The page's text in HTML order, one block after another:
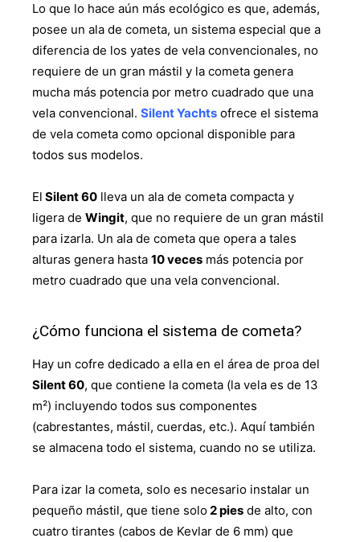
Lo que lo hace aún más ecológico es que, además,
posee un ala de cometa, un sistema especial que a
diferencia de los yates de vela convencionales, no
requiere de un gran mástil y la cometa genera
mucha más potencia por metro cuadrado que una
vela convencional. Silent Yachts ofrece el sistema
de vela cometa como opcional disponible para
todos sus modelos.
El Silent 60 lleva un ala de cometa compacta y
ligera de Wingit, que no requiere de un gran mástil
para izarla. Un ala de cometa que opera a tales
alturas genera hasta 10 veces más potencia por
metro cuadrado que una vela convencional.
¿Cómo funciona el sistema de cometa?
Hay un cofre dedicado a ella en el área de proa del
Silent 60, que contiene la cometa (la vela es de 13
m²) incluyendo todos sus componentes
(cabrestantes, mástil, cuerdas, etc.). Aquí también
se almacena todo el sistema, cuando no se utiliza.
Para izar la cometa, solo es necesario instalar un
pequeño mástil, que tiene solo2 pies de alto, con
cuatro tirantes (cabos de Kevlar de 6 mm) que